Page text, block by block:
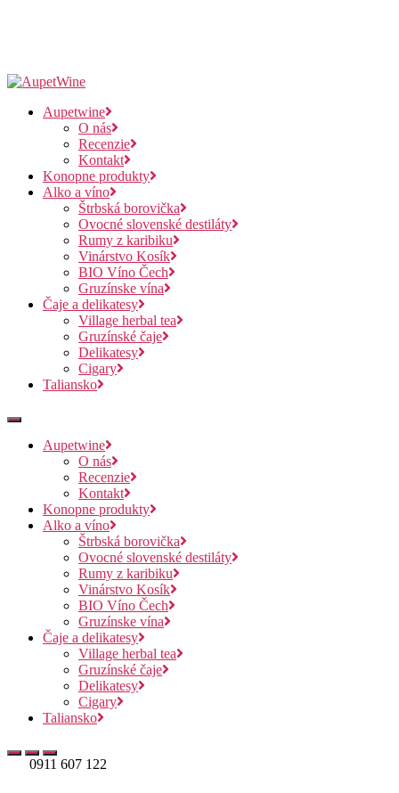
Aupetwine
O nás
Recenzie
Kontakt
Konopne produkty
Alko a víno
Štrbská borovička
Ovocné slovenské destiláty
Rumy z karibiku
Vinárstvo Kosík
BIO Víno Čech
Gruzínske vína
Čaje a delikatesy
Village herbal tea
Gruzínské čaje
Delikatesy
Cigary
Taliansko
Aupetwine
O nás
Recenzie
Kontakt
Konopne produkty
Alko a víno
Štrbská borovička
Ovocné slovenské destiláty
Rumy z karibiku
Vinárstvo Kosík
BIO Víno Čech
Gruzínske vína
Čaje a delikatesy
Village herbal tea
Gruzínské čaje
Delikatesy
Cigary
Taliansko
0911 607 122